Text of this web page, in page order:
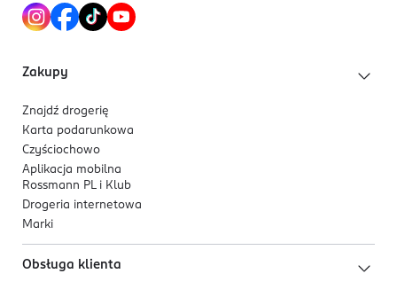
Zakupy
Znajdź drogerię
Karta podarunkowa
Czyściochowo
Aplikacja mobilna
Rossmann PL i Klub
Drogeria internetowa
Marki
Obsługa klienta